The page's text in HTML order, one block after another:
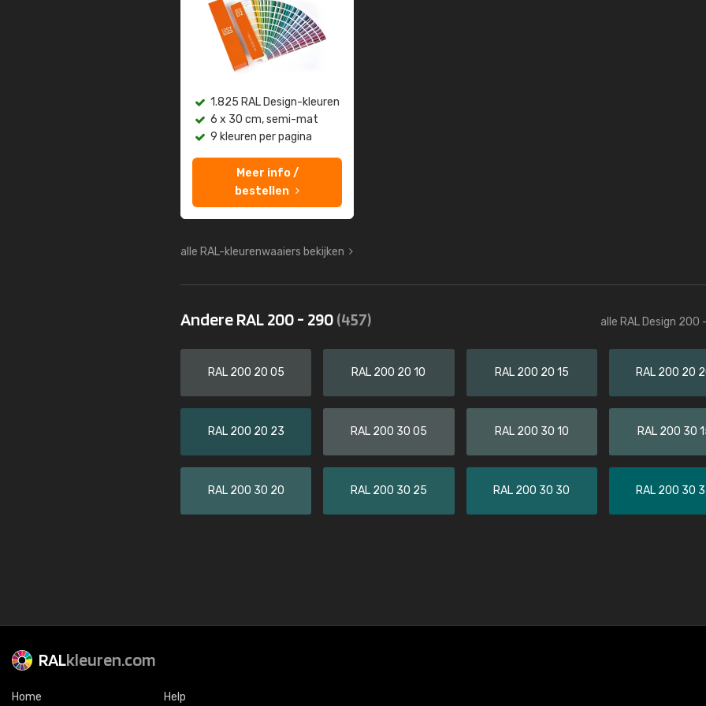
1.825 RAL Design-kleuren
6 x 30 cm, semi-mat
9 kleuren per pagina
Meer info /
bestellen
alle RAL-kleurenwaaiers bekijken
Andere RAL 200 - 290(457) alle RAL Design 200
RAL 200 20 05 RAL 200 20 10 RAL 200 20 15 RAL 200 20
RAL 200 20 23 RAL 200 30 05 RAL 200 30 10 RAL 200 30
RAL 200 30 20 RAL 200 30 25 RAL 200 30 30 RAL 200 30
RALkleuren.com
Home Help